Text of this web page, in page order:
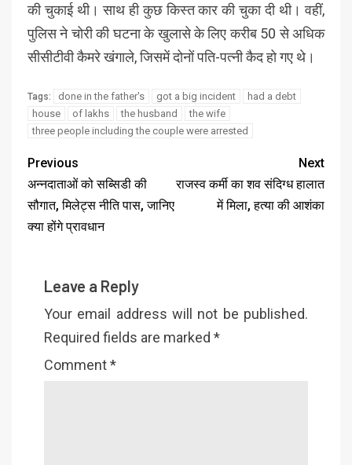
की चुकाई थी। साथ ही कुछ किस्त कार की चुका दी थी। वहीं,
पुलिस ने चोरी की घटना के खुलासे के लिए करीब 50 से अधिक
सीसीटीवी कैमरे खंगाले, जिसमें दोनों पति-पत्नी कैद हो गए थे।
Tags: done in the father's got a big incident
had a debt
house
of lakhs the husband
the wife
three people including the couple were arrested
Previous
अन्नदाताओं को सब्सिडी की
सौगात, मिलेट्स नीति पास, जानिए
क्या होंगे प्रावधान
Next
राजस्व कर्मी का शव संदिग्ध हालात
में मिला, हत्या की आशंका
Leave a Reply
Your email address will not be published.
Required fields are marked *
Comment*